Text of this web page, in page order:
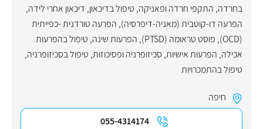
בחרדה, התקפי חרדה ופאניקה, טיפול בדיכאון, דיכאון אחרי לידה,
הפרעה דו-קוטבית (מאניה-דיפרסיה), הפרעה טורדנית -כפייתית
(OCD)
, פוסט טראומה (PTSD) , הפרעות שינה, טיפול בהפרעות
אכילה, הפרעות אישיות, סכיזופרניה ופסיכוזות, טיפול בסכיזופרניה,
טיפול בהתמכרויות
חיפה
055-4314174